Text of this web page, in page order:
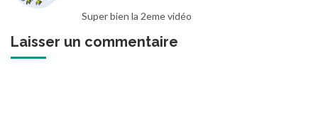
Super bien la 2eme vidéo
Laisser un commentaire